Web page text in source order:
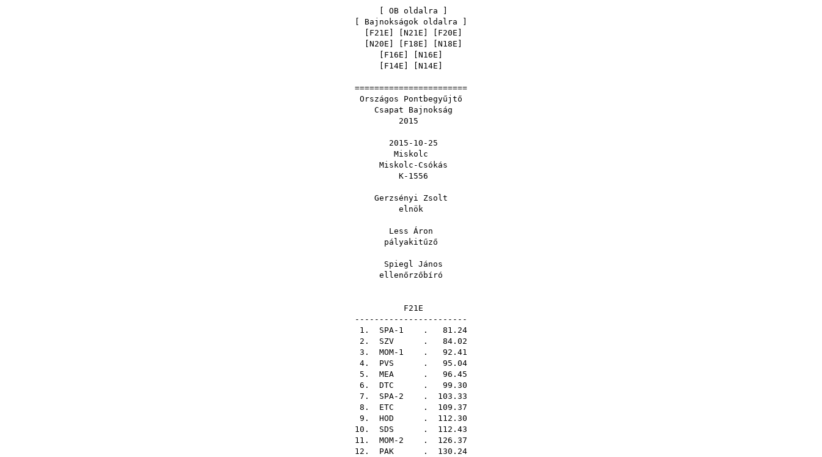
OB oldalra
Bajnokságok oldalra
F21E N21E F20E
N20E F18E N18E
F16E N16E
F14E N14E
=======================
Országos Pontbegyűjtő
Csapat Bajnokság
2015
2015-10-25
Miskolc
Miskolc-Csókás
K-1556
Gerzsényi Zsolt
elnök
Less Áron
pályakitűző
Spiegl János
ellenőrzőbíró
F21E
-----------------------
1. SPA-1 . 81.24
2. SZV . 84.02
3. MOM-1 . 92.41
4. PVS . 95.04
5. MEA . 96.45
6. DTC . 99.30
7. SPA-2 . 103.33
8. ETC . 109.37
9. HOD . 112.30
10. SDS . 112.43
11. MOM-2 . 126.37
12. PAK . 130.24